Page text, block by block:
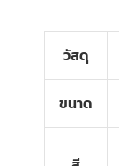
วัสดุ
ขนาด